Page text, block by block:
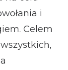
i
Celem